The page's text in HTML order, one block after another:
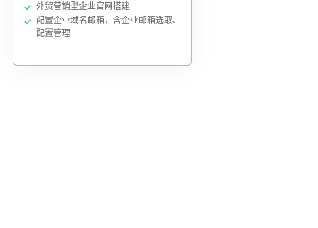
外贸营销型企业官网搭建
配置企业域名邮箱，含企业邮箱选取、
配置管理